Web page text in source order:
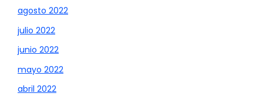
agosto 2022
julio 2022
junio 2022
mayo 2022
abril 2022